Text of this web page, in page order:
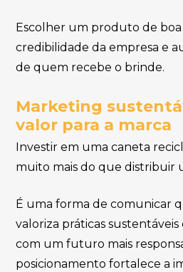
Escolher um produto de
credibilidade da empresa e
de quem recebe o brinde.
Marketing
valor para a marca
Investir em uma caneta
muito mais do que distribuir
É uma forma de comunicar
valoriza práticas
com um futuro mais
posicionamento fortalece a